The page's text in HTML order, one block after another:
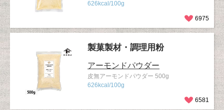
626kcal/100g
6975
製菓製材・調理用粉
アーモンドパウダー
皮無アーモンドパウダー 500g
626kcal/100g
6581